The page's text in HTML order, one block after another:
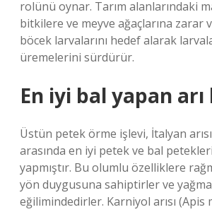
rolünü oynar. Tarım alanlarındaki
bitkilere ve meyve ağaçlarına zarar
böcek larvalarını hedef alarak
üremelerini sürdürür.
En iyi bal yapan
Üstün petek örme işlevi, İtalyan
arasında en iyi petek ve bal
yapmıştır. Bu olumlu özelliklere
yön duygusuna sahiptirler ve
eğilimindedirler. Karniyol arısı (Apis